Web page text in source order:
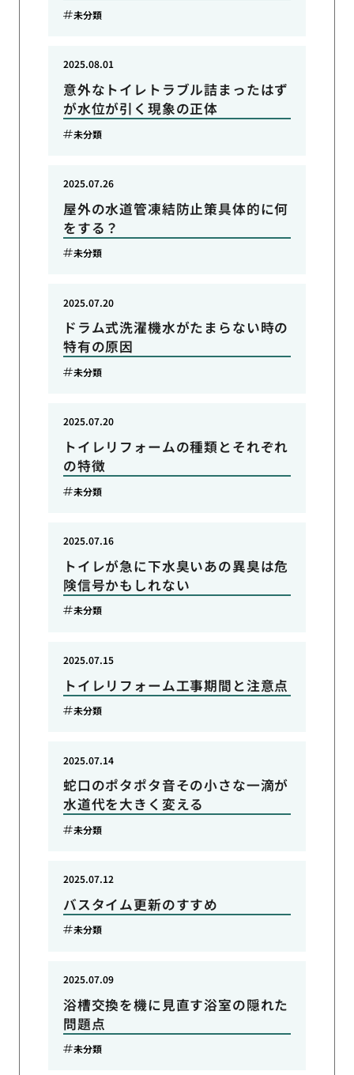
未分類
意外なトイレトラブル詰まったはず
が水位が引く現象の正体
2025.08.01
未分類
屋外の水道管凍結防止策具体的に何
をする？
2025.07.26
未分類
ドラム式洗濯機水がたまらない時の
特有の原因
2025.07.20
未分類
トイレリフォームの種類とそれぞれ
の特徴
2025.07.20
未分類
トイレが急に下水臭いあの異臭は危
険信号かもしれない
2025.07.16
未分類
トイレリフォーム工事期間と注意点
2025.07.15
未分類
蛇口のポタポタ音その小さな一滴が
水道代を大きく変える
2025.07.14
未分類
バスタイム更新のすすめ
2025.07.12
未分類
浴槽交換を機に見直す浴室の隠れた
問題点
2025.07.09
未分類